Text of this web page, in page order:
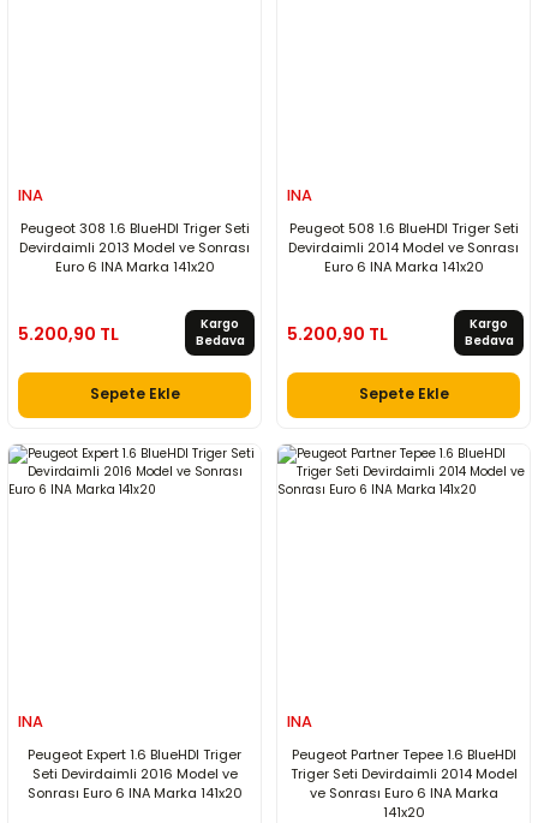
INA
Peugeot 308 1.6 BlueHDI Triger Seti
Devirdaimli 2013 Model ve Sonrası
Euro 6 INA Marka 141x20
5.200,90 TL
Kargo
Bedava
Sepete Ekle
INA
Peugeot 508 1.6 BlueHDI Triger Seti
Devirdaimli 2014 Model ve Sonrası
Euro 6 INA Marka 141x20
5.200,90 TL
Kargo
Bedava
Sepete Ekle
INA
Peugeot Expert 1.6 BlueHDI Triger
Seti Devirdaimli 2016 Model ve
Sonrası Euro 6 INA Marka 141x20
INA
Peugeot Partner Tepee 1.6 BlueHDI
Triger Seti Devirdaimli 2014 Model
ve Sonrası Euro 6 INA Marka
141x20